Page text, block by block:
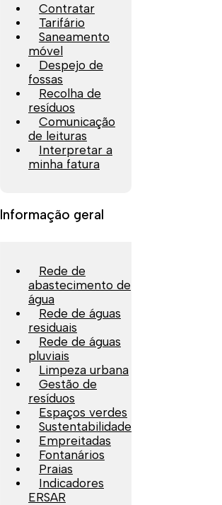
Contratar
Tarifário
Saneamento
móvel
Despejo de
fossas
Recolha de
resíduos
Comunicação
de leituras
Interpretar a
minha fatura
Informação geral
Rede de
abastecimento de
água
Rede de águas
residuais
Rede de águas
pluviais
Limpeza urbana
Gestão de
resíduos
Espaços verdes
Sustentabilidade
Empreitadas
Fontanários
Praias
Indicadores
ERSAR